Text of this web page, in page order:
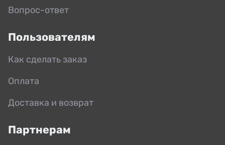
Вопрос-ответ
Пользователям
Как сделать заказ
Оплата
Доставка и возврат
Партнерам